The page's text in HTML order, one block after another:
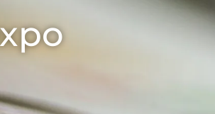
de la maison
Agriculture biologique